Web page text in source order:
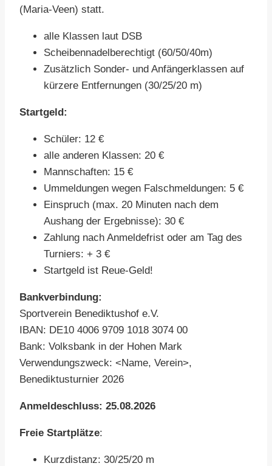
(Maria-Veen) statt.
alle Klassen laut DSB
Scheibennadelberechtigt (60/50/40m)
Zusätzlich Sonder- und Anfängerklassen auf
kürzere Entfernungen (30/25/20 m)
Startgeld:
Schüler: 12 €
alle anderen Klassen: 20 €
Mannschaften: 15 €
Ummeldungen wegen Falschmeldungen: 5 €
Einspruch (max. 20 Minuten nach dem
Aushang der Ergebnisse): 30 €
Zahlung nach Anmeldefrist oder am Tag des
Turniers: + 3 €
Startgeld ist Reue-Geld!
Bankverbindung:
Sportverein Benediktushof e.V.
IBAN: DE10 4006 9709 1018 3074 00
Bank: Volksbank in der Hohen Mark
Verwendungszweck: <Name, Verein>,
Benediktusturnier 2026
Anmeldeschluss: 25.08.2026
Freie Startplätze:
Kurzdistanz: 30/25/20 m